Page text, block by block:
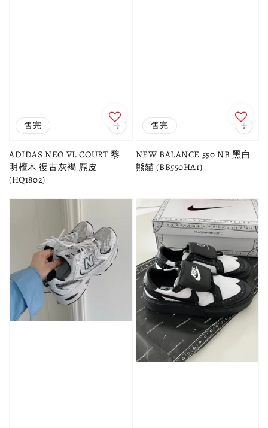
售完
ADIDAS NEO VL COURT 黎
明檀木 復古灰褐 麂皮
(HQ1802)
售完
NEW BALANCE 550 NB 黑白
熊貓 (BB550HA1)